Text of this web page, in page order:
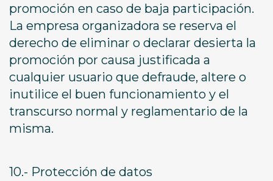
promoción en caso de baja participación.
La empresa organizadora se reserva el
derecho de eliminar o declarar desierta la
promoción por causa justificada a
cualquier usuario que defraude, altere o
inutilice el buen funcionamiento y el
transcurso normal y reglamentario de la
misma.
10.- Protección de datos